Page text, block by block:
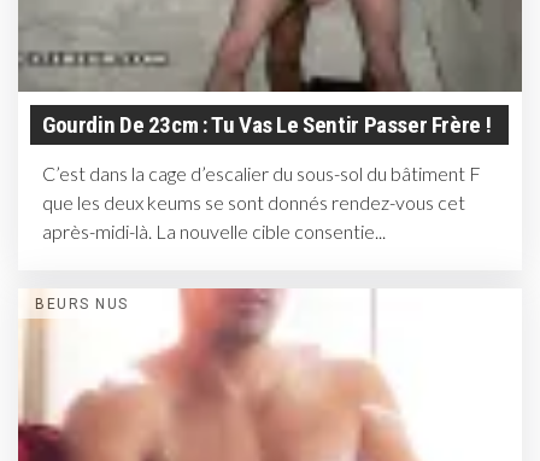
Gourdin De 23cm : Tu Vas Le Sentir Passer Frère !
C’est dans la cage d’escalier du sous-sol du bâtiment F
que les deux keums se sont donnés rendez-vous cet
après-midi-là. La nouvelle cible consentie...
BEURS NUS